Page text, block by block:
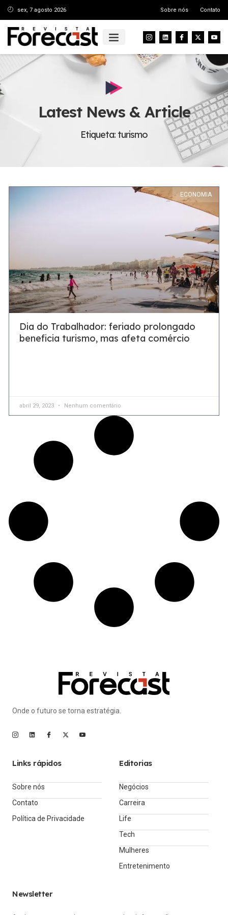
sex, 7 agosto 2026 Sobre nós Contato
Latest News & Article
Etiqueta: turismo
ECONOMIA
Dia do Trabalhador: feriado prolongado
beneficia turismo, mas afeta comércio
abril 29, 2023 Nenhum comentário
Onde o futuro se torna estratégia.
Links rápidos
Sobre nós
Contato
Política de Privacidade
Editorias
Negócios
Carreira
Life
Tech
Mulheres
Entretenimento
Newsletter